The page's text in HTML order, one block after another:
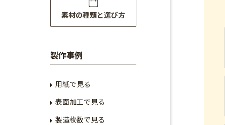
素材の種類と選び方
製作事例
用紙で見る
表面加工で見る
製造枚数で見る